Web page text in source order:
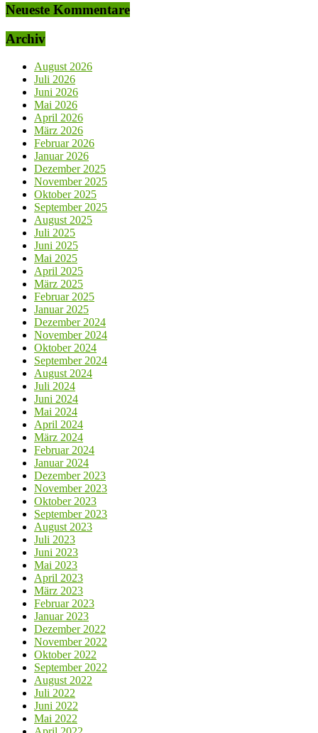
Neueste Kommentare
Archiv
August 2026
Juli 2026
Juni 2026
Mai 2026
April 2026
März 2026
Februar 2026
Januar 2026
Dezember 2025
November 2025
Oktober 2025
September 2025
August 2025
Juli 2025
Juni 2025
Mai 2025
April 2025
März 2025
Februar 2025
Januar 2025
Dezember 2024
November 2024
Oktober 2024
September 2024
August 2024
Juli 2024
Juni 2024
Mai 2024
April 2024
März 2024
Februar 2024
Januar 2024
Dezember 2023
November 2023
Oktober 2023
September 2023
August 2023
Juli 2023
Juni 2023
Mai 2023
April 2023
März 2023
Februar 2023
Januar 2023
Dezember 2022
November 2022
Oktober 2022
September 2022
August 2022
Juli 2022
Juni 2022
Mai 2022